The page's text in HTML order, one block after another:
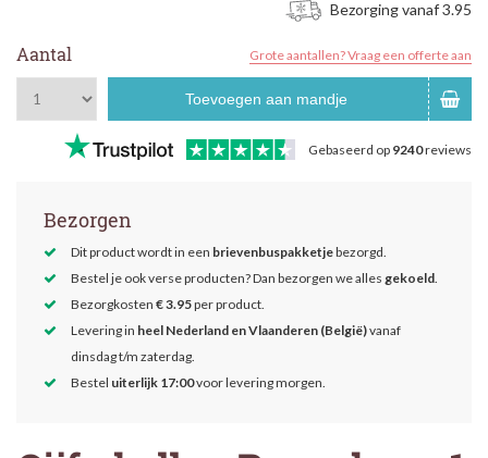
Bezorging vanaf 3.95
Aantal Grote aantallen? Vraag een offerte aan
Toevoegen aan mandje
Gebaseerd op 9240reviews
Bezorgen
Dit product wordt in een brievenbuspakketjebezorgd.
Bestel je ook verse producten? Dan bezorgen we alles gekoeld.
Bezorgkosten € 3.95per product.
Levering in heel Nederland en Vlaanderen (België)vanaf
dinsdag t/m zaterdag.
Bestel uiterlijk 17:00voor levering morgen.